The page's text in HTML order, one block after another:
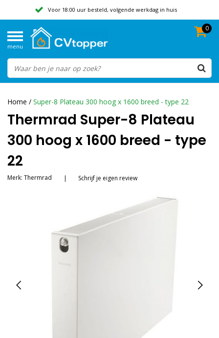
Voor 18:00 uur besteld, volgende werkdag in huis
Beoordeeld met een 9,8
menu
0
Home / Super-8 Plateau 300 hoog x 1600 breed - type 22
Thermrad Super-8 Plateau
300 hoog x 1600 breed - type
22
Merk: Thermrad | Schrijf je eigen review